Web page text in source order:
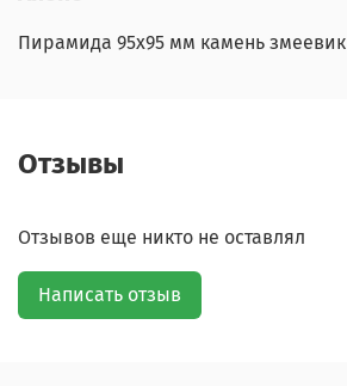
Пирамида 95х95 мм камень змеевик
Отзывы
Отзывов еще никто не оставлял
Написать отзыв